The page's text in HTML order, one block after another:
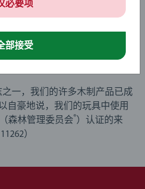
玩具
之一，我们的许多木制产品已成
自豪地说，我们的玩具中使用
（森林管理委员会®）认证的来
）
必要项
部接受